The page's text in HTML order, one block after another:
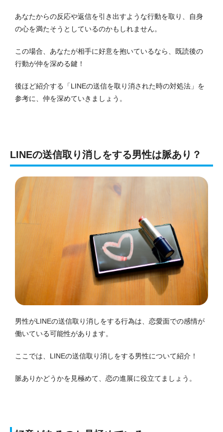
あなたからの反応や返信を引き出すような行動を取り、自身
の心を満たそうとしているのかもしれません。
この場合、あなたが相手に好意を抱いているなら、既読後の
行動が仲を深める鍵！
後ほど紹介する「LINEの送信を取り消された時の対処法」を
参考に、仲を深めていきましょう。
LINEの送信取り消しをする男性は脈あり？
男性がLINEの送信取り消しをする行為は、恋愛面での感情が
働いている可能性があります。
ここでは、LINEの送信取り消しをする男性について紹介！
脈ありかどうかを見極めて、恋の進展に役立てましょう。